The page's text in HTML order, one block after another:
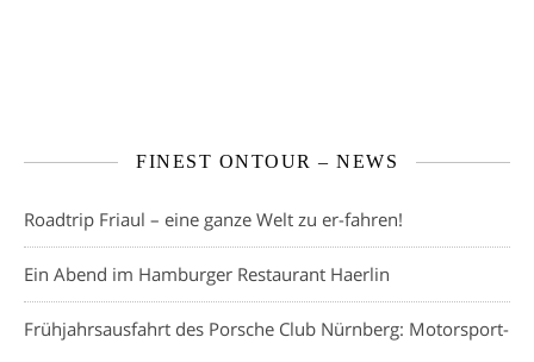
FINEST ONTOUR – NEWS
Roadtrip Friaul – eine ganze Welt zu er-fahren!
Ein Abend im Hamburger Restaurant Haerlin
Frühjahrsausfahrt des Porsche Club Nürnberg: Motorsport-